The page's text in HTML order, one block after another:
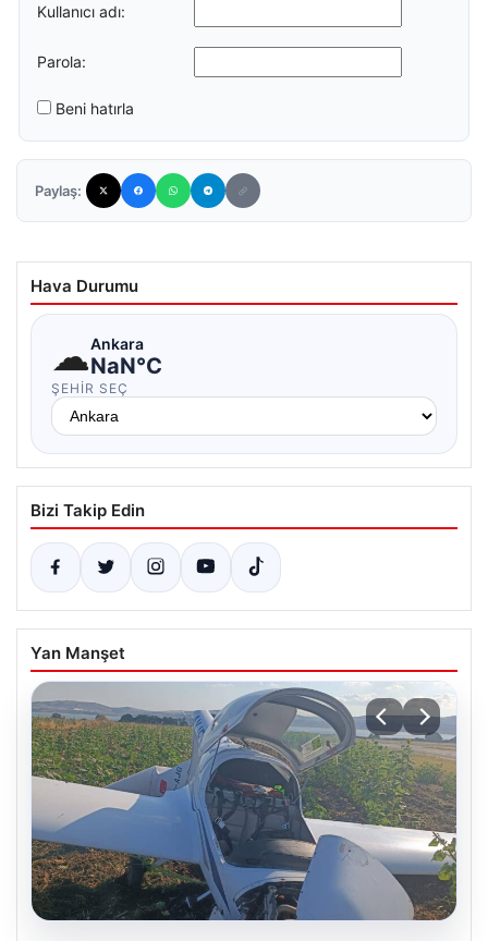
Kullanıcı adı:
Parola:
Beni hatırla
Paylaş:
Hava Durumu
☁Ankara
NaN°C
ŞEHIR SEÇ
Bizi Takip Edin
Yan Manşet